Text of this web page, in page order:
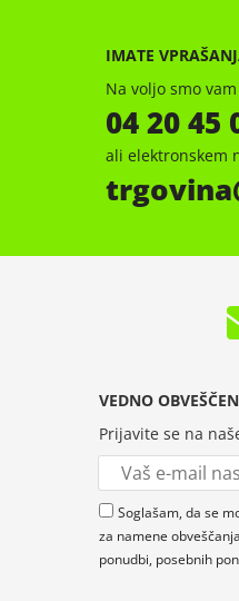
IMATE
Na voljo smo
04 20 45
ali elektronskem
trgovina
VEDNO
Prijavite se na
Soglašam, da se
za namene
ponudbi, posebnih